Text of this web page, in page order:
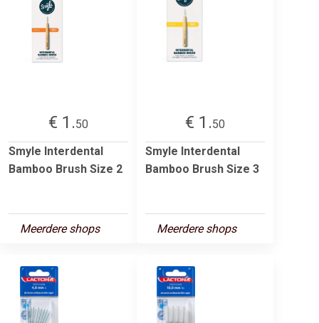
€ 1.50
Smyle Interdental
Bamboo Brush Size 2
Meerdere shops
€ 1.50
Smyle Interdental
Bamboo Brush Size 3
Meerdere shops